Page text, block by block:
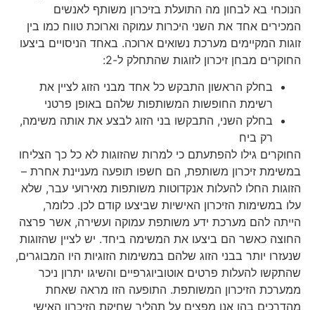
הנוכחי בא לבחון מה התועלת בזיכרון משותף לאנשים
המכירים אחד את השני היכרות עמוקה וארוכת טווח כמו בין
זוגות המקיימים מערכת נשואים ארוכה. באחד הניסויים ביצעו
החוקרים מבחן זיכרון לזוגות שהתחלק ל-2:
בחלק הראשון התבקש כל אחד מבני הזוג לציין את
רשימת החופשות המשותפות שלהם באופן פרטני
בחלק השני, התבקשו בני הזוג לבצע את אותה משימה,
רק ביח
החוקרים גילו להפתעתם כי למרות שהזוגות לא כל כך הצליחו
במשימת זיכרון משותפת, הם חשפו תופעה מעניינת אחרת –
הזוגות החלו להעלות אנקדוטות משותפות מאירועי עבר, שלא
עלו במשימות הזיכרון האישיות שביצעו קודם לכן. כלומר,
הייתה להם מערכת ידע משותפת עמוקה ועשירה, אשר פרצה
החוצה כאשר הם ביצעו את המשימה ביחד. יש לציין שהזוגות
שנעזרו יותר בבני הזוג שלהם במשימות הזוגיות היו המבוגרים,
שהתקשו להעלות פרטים אוטוביוגרפיים והשיגו יתרון ניכר
ממערכת הזיכרון המשותפת. התופעה הזו מראה שאחת
מהדרכים בהן אנו מפצים על תהליך שחיקת הזיכרון האישי